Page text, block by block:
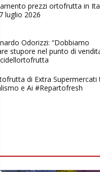
prezzi ortofrutta in
luglio 2026
Odorizzi: “Dobbiamo
stupore nel punto di
di Extra Supermercati
e Ai #Repartofresh